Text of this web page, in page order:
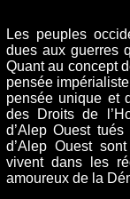
Les peuples
dues aux guerres
Quant au concept
pensée
pensée unique et
des Droits de
d’Alep Ouest
d’Alep Ouest
vivent dans les
amoureux de la